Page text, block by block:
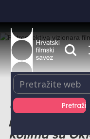
U KIC-u
političke i
kojima su